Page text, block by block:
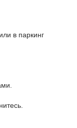
в паркинг